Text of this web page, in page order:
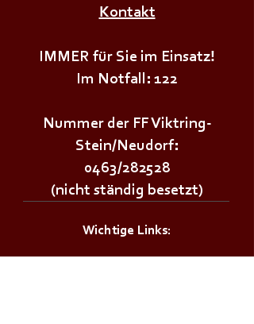
Kontakt
IMMER für Sie im Einsatz!
Im Notfall: 122
Nummer der FF Viktring-
Stein/Neudorf:
0463/282528
(nicht ständig besetzt)
Wichtige Links: